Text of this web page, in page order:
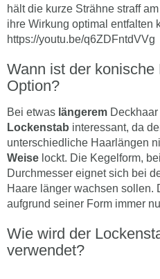
hält die kurze Strähne straff
ihre Wirkung optimal entfalten
https://youtu.be/q6ZDFntdVVg
Wann ist der
Option?
Bei etwas längerem
Lockenstab interessant, da
unterschiedliche Haarlängen
Weise lockt. Die Kegelform,
Durchmesser eignet sich bei
Haare länger wachsen sollen.
aufgrund seiner Form immer
Wie wird der
verwendet?